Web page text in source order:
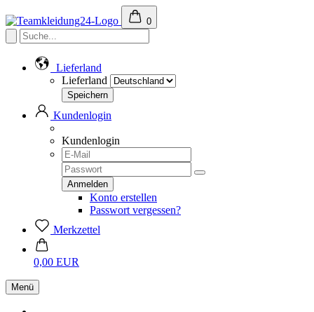
0
Lieferland
Lieferland
Kundenlogin
Kundenlogin
Konto erstellen
Passwort vergessen?
Merkzettel
0,00 EUR
Menü